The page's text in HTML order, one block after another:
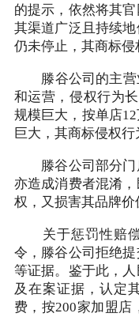
的提示，依然将其
其渠道广泛且持续
仍未停止，其商标侵
滕谷公司的主营
和运营，侵权行为
规模巨大，按单店
巨大，其商标侵权行
滕谷公司部分门
亦造成消费者混淆
权，又损害其品牌价
关于惩罚性赔偿
令，滕谷公司拒绝
等证据。鉴于此，
及在案证据，认定
费，按200家加盟店